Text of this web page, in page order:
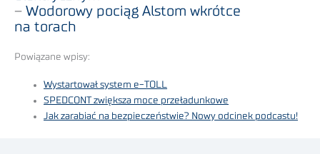
– Wodorowy pociąg Alstom wkrótce
na torach
Powiązane wpisy:
Wystartował system e-TOLL
SPEDCONT zwiększa moce przeładunkowe
Jak zarabiać na bezpieczeństwie? Nowy odcinek podcastu!